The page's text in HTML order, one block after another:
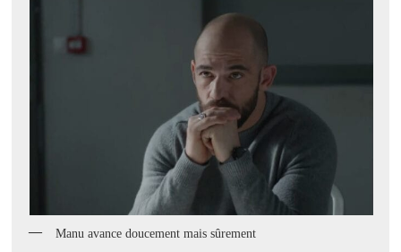
Manu avance doucement mais sûrement